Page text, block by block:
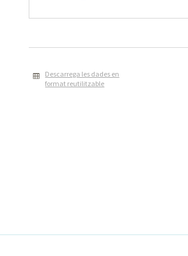
Descarrega les dades en
format reutilitzable